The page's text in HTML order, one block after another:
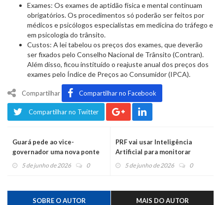
Exames: Os exames de aptidão física e mental continuam
obrigatórios. Os procedimentos só poderão ser feitos por
médicos e psicólogos especialistas em medicina do tráfego e
em psicologia do trânsito.
Custos: A lei tabelou os preços dos exames, que deverão
ser fixados pelo Conselho Nacional de Trânsito (Contran).
Além disso, ficou instituído o reajuste anual dos preços dos
exames pelo Índice de Preços ao Consumidor (IPCA).
Compartilhar Compartilhar no Facebook
Compartilhar no Twitter
Guará pede ao vice-
governador uma nova ponte
sobre o rio entre Caí, Pareci e
Harmonia
5 de junho de 2026 0
PRF vai usar Inteligência
Artificial para monitorar
infrações na BR-386
5 de junho de 2026 0
SOBRE O AUTOR MAIS DO AUTOR